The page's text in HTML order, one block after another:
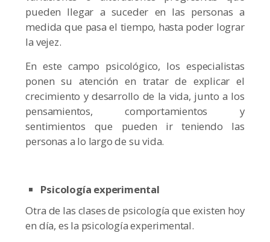
pueden llegar a suceder en las personas a
medida que pasa el tiempo, hasta poder lograr
la vejez.
En este campo psicológico, los especialistas
ponen su atención en tratar de explicar el
crecimiento y desarrollo de la vida, junto a los
pensamientos, comportamientos y
sentimientos que pueden ir teniendo las
personas a lo largo de su vida.
Psicología experimental
Otra de las clases de psicología que existen hoy
en día, es la psicología experimental.